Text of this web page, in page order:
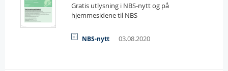
Gratis utlysning i NBS-nytt og på
hjemmesidene til NBS
NBS-nytt 03.08.2020